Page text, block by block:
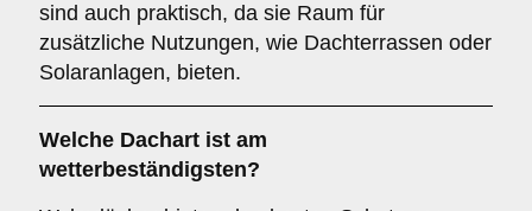
sind auch praktisch, da sie Raum für
zusätzliche Nutzungen, wie Dachterrassen oder
Solaranlagen, bieten.
Welche Dachart ist am
wetterbeständigsten?